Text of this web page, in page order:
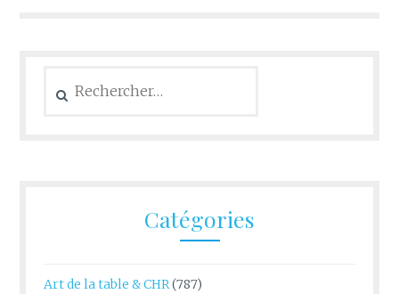
Catégories
Art de la table & CHR(787)